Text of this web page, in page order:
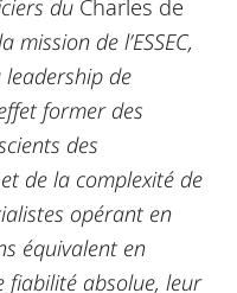
du Charles de
de l’ESSEC,
de
former des
des
de la complexité de
opérant en
équivalent en
fiabilité absolue, leur